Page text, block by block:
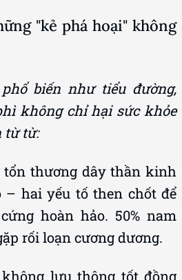
biến như tiểu đường,
không chỉ hại sức khỏe
từ:
thương dây thần kinh
– hai yếu tố then chốt để
hoàn hảo. 50% nam
rối loạn cương dương.
lưu thông tốt đồng
nhỏ" không nhận đủ máu